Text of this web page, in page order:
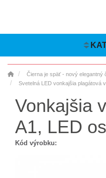
Čierna je späť - nový elegantný
Svetelná LED vonkajšia plagátová
Vonkajšia
A1, LED
Kód výrobku: